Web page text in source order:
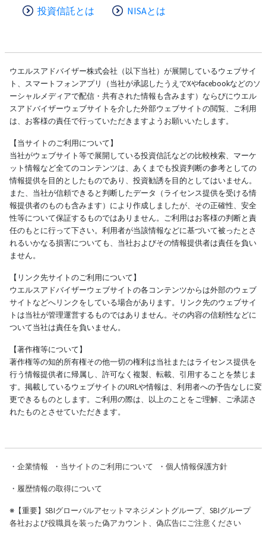
投資信託とは NISAとは
ウエルスアドバイザー株式会社（以下当社）が展開しているウェブサイ
ト、スマートフォンアプリ（当社が承認したうえでXやfacebookなどのソ
ーシャルメディアで配信・共有された情報も含みます）ならびにウエル
スアドバイザーウェブサイトを介した外部ウェブサイトの閲覧、ご利用
は、お客様の責任で行っていただきますようお願いいたします。
【当サイトのご利用について】
当社がウェブサイト等で展開している投資信託などの比較検索、マーケ
ット情報など全てのコンテンツは、あくまでも投資判断の参考としての
情報提供を目的としたものであり、投資勧誘を目的としてはいません。
また、当社が信頼できると判断したデータ（ライセンス提供を受ける情
報提供者のものも含みます）により作成しましたが、その正確性、安全
性等について保証するものではありません。ご利用はお客様の判断と責
任のもとに行って下さい。利用者が当該情報などに基づいて被ったとさ
れるいかなる損害についても、当社およびその情報提供者は責任を負い
ません。
【リンク先サイトのご利用について】
ウエルスアドバイザーウェブサイトの各コンテンツからは外部のウェブ
サイトなどへリンクをしている場合があります。リンク先のウェブサイ
トは当社が管理運営するものではありません。その内容の信頼性などに
ついて当社は責任を負いません。
【著作権等について】
著作権等の知的所有権その他一切の権利は当社またはライセンス提供を
行う情報提供者に帰属し、許可なく複製、転載、引用することを禁じま
す。掲載しているウェブサイトのURLや情報は、利用者への予告なしに変
更できるものとします。ご利用の際は、以上のことをご理解、ご承諾さ
れたものとさせていただきます。
・ 企業情報 ・ 当サイトのご利用について ・ 個人情報保護方針
・ 履歴情報の取得について
※【重要】SBIグローバルアセットマネジメントグループ、SBIグループ
各社および役職員を装った偽アカウント、偽広告にご注意ください